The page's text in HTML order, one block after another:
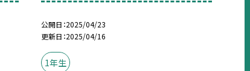
公開日 2025/04/23
更新日 2025/04/16
1年生